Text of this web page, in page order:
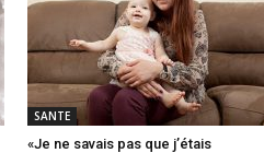
SANTE
«Je ne savais pas que j’étais